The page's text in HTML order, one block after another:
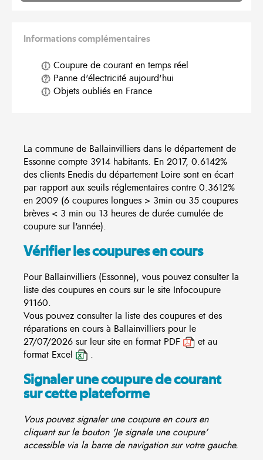
Informations complémentaires
Coupure de courant en temps réel
Panne d'électricité aujourd'hui
Objets oubliés en France
La commune de Ballainvilliers dans le département de
Essonne compte 3914 habitants. En 2017, 0.6142%
des clients Enedis du département Loire sont en écart
par rapport aux seuils réglementaires contre 0.3612%
en 2009 (6 coupures longues > 3min ou 35 coupures
brèves < 3 min ou 13 heures de durée cumulée de
coupure sur l'année).
Vérifier les coupures en cours
Pour Ballainvilliers (Essonne), vous pouvez consulter la
liste des coupures en cours sur le site Infocoupure
91160.
Vous pouvez consulter la liste des coupures et des
réparations en cours à Ballainvilliers pour le
27/07/2026 sur leur site en format PDF
et au
format Excel
.
Signaler une coupure de courant
sur cette plateforme
Vous pouvez signaler une coupure en cours en
cliquant sur le bouton 'Je signale une coupure'
accessible via la barre de navigation sur votre gauche.